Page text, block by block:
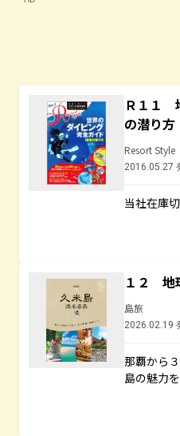
Ｒ１１
の潜り
Resort Style
2016.05.27
当社在庫
１２ 地
島旅
2026.02.19
那覇から
島の魅力